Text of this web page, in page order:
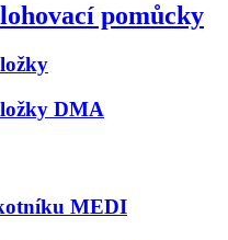
pomůcky
DMA
MEDI